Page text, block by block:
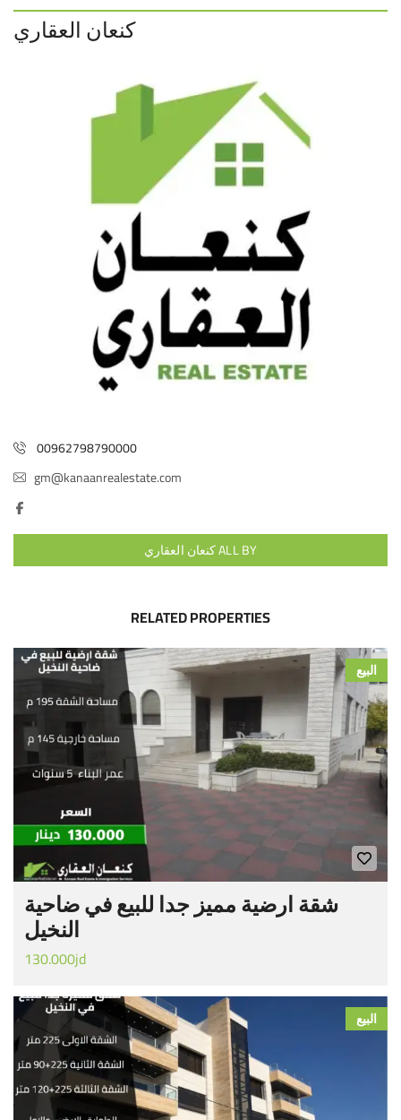
كنعان العقاري
00962798790000
gm@kanaanrealestate.com
ALL BY كنعان العقاري
RELATED PROPERTIES
البيع
شقة ارضية مميز جدا للبيع في ضاحية
النخيل
130.000jd
البيع